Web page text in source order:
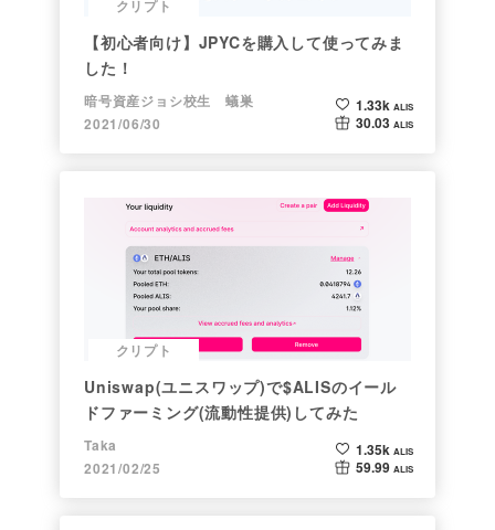
クリプト
【初心者向け】JPYCを購入して使ってみま
した！
暗号資産ジョシ校生 蟻巣
2021/06/30
1.33k ALIS
30.03 ALIS
クリプト
Uniswap(ユニスワップ)で$ALISのイール
ドファーミング(流動性提供)してみた
Taka
2021/02/25
1.35k ALIS
59.99 ALIS